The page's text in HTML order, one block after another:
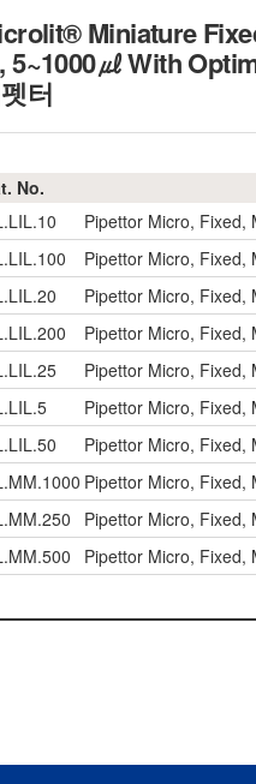
Miniature
5~1000㎕ With
터
No.
Pipettor Micro, Fixed,
Pipettor Micro, Fixed,
Pipettor Micro, Fixed,
Pipettor Micro, Fixed,
Pipettor Micro, Fixed,
Pipettor Micro, Fixed,
Pipettor Micro, Fixed,
Pipettor Micro, Fixed,
Pipettor Micro, Fixed,
Pipettor Micro, Fixed,